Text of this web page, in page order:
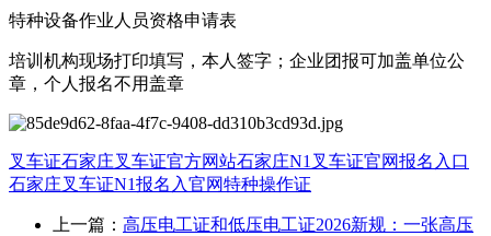
特种设备作业人员资格申请表
培训机构现场打印填写，本人签字；企业团报可加盖单位公
章，个人报名不用盖章
叉车证石家庄叉车证官方网站石家庄N1叉车证官网报名入口
石家庄叉车证N1报名入官网特种操作证
上一篇： 高压电工证和低压电工证2026新规：一张高压